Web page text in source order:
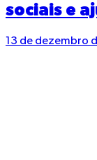
sociais e
13 de dezembro